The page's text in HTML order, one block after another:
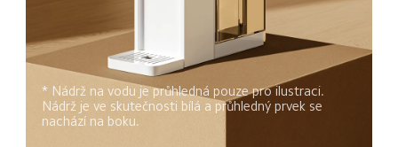
* Nádrž na vodu je průhledná pouze pro ilustraci.
Nádrž je ve skutečnosti bílá a průhledný prvek se
nachází na boku.